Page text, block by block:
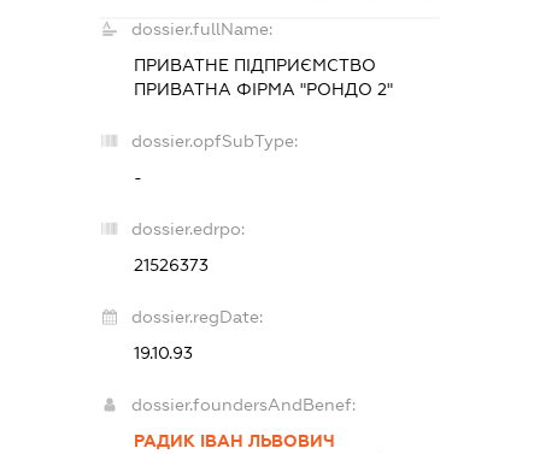
dossier.fullName:
ПРИВАТНЕ ПІДПРИЄМСТВО
ПРИВАТНА ФІРМА "РОНДО 2"
dossier.opfSubType:
-
dossier.edrpo:
21526373
dossier.regDate:
19.10.93
dossier.foundersAndBenef:
РАДИК ІВАН ЛЬВОВИЧ